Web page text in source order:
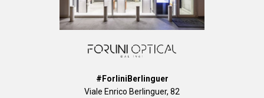
#ForliniBerlinguer
Viale Enrico Berlinguer, 82